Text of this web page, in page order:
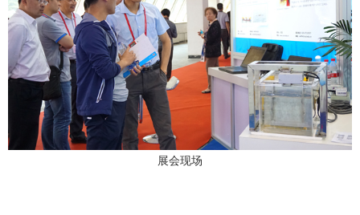
展会现场